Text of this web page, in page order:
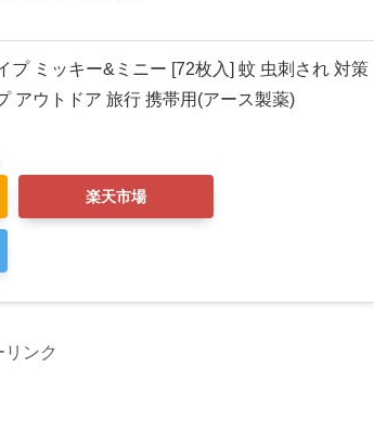
プ ミッキー&ミニー [72枚入] 蚊 虫刺され 対策
アウトドア 旅行 携帯用(アース製薬)
楽天市場
リンク